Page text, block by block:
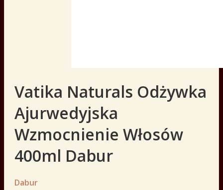
Vatika Naturals Odżywka
Ajurwedyjska
Wzmocnienie Włosów
400ml Dabur
Dabur